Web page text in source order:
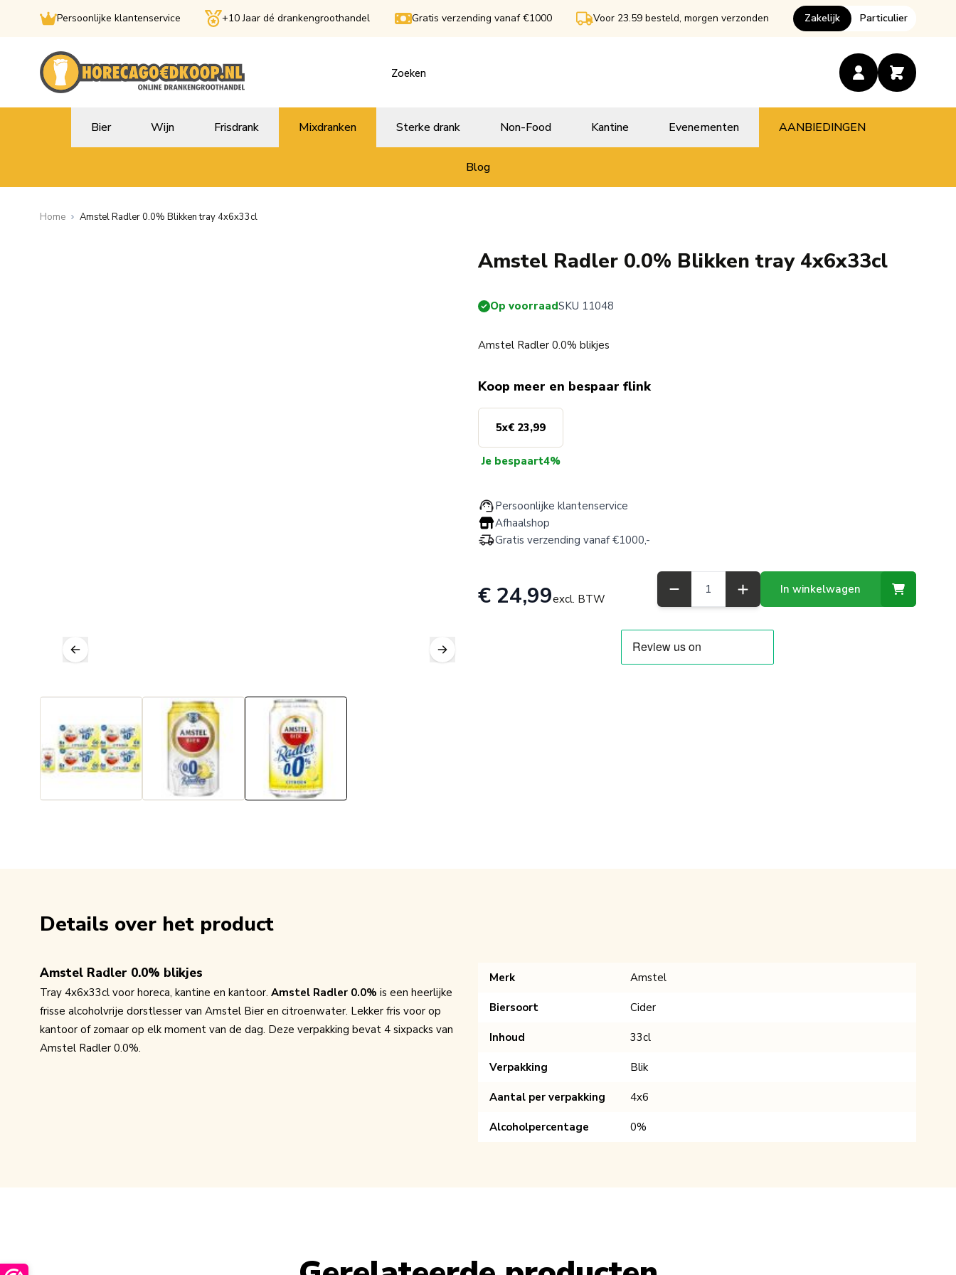
Persoonlijke klantenservice +10 Jaar dé drankengroothandel Gratis verzending vanaf €1000 Voor 23.59 besteld, morgen verzonden Zakelijk Particulier
Bier Wijn Frisdrank Mixdranken Sterke drank Non-Food Kantine Evenementen AANBIEDINGEN
Blog
Home Amstel Radler 0.0% Blikken tray 4x6x33cl
Amstel Radler 0.0% Blikken tray 4x6x33cl
Op voorraadSKU 11048
Amstel Radler 0.0% blikjes
Koop meer en bespaar flink
5x€ 23,99
Je bespaart4%
Persoonlijke klantenservice
Afhaalshop
Gratis verzending vanaf €1000,-
€ 24,99excl. BTW
In winkelwagen
Details over het product
Amstel Radler 0.0% blikjes
Tray 4x6x33cl voor horeca, kantine en kantoor. Amstel Radler 0.0% is een heerlijke
frisse alcoholvrije dorstlesser van Amstel Bier en citroenwater. Lekker fris voor op
kantoor of zomaar op elk moment van de dag. Deze verpakking bevat 4 sixpacks van
Amstel Radler 0.0%.
Merk Amstel
Biersoort Cider
Inhoud 33cl
Verpakking Blik
Aantal per verpakking 4x6
Alcoholpercentage 0%